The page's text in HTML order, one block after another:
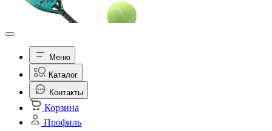
Меню
Каталог
Контакты
Корзина
Профиль